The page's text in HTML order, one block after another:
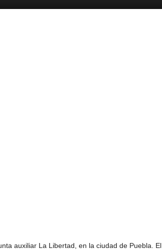
auxiliar La Libertad, en la ciudad de Puebla. El